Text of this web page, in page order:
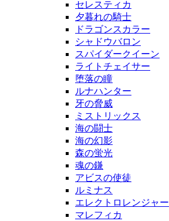
セレスティカ
夕暮れの騎士
ドラゴンスカラー
シャドウバロン
スパイダークイーン
ライトチェイサー
堕落の瞳
ルナハンター
牙の脅威
ミストリックス
海の闘士
海の幻影
森の蛍光
魂の鎌
アビスの使徒
ルミナス
エレクトロレンジャー
マレフィカ